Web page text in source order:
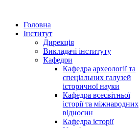
Головна
Інститут
Дирекція
Викладачі інституту
Кафедри
Кафедра археології та
спеціальних галузей
історичної науки
Кафедра всесвітньої
історії та міжнародних
відносин
Кафедра історії